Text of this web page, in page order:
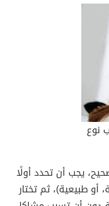
نوع
يجب أن تحدد أولًا
طبيعية)، ثم تختار